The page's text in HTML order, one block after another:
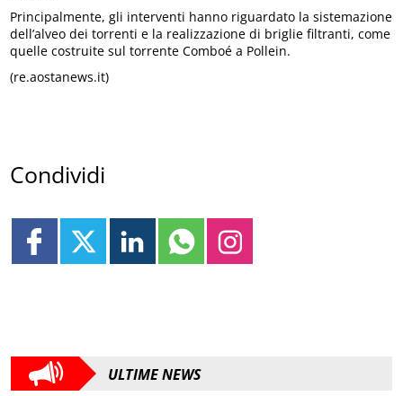
Principalmente, gli interventi hanno riguardato la sistemazione
dell’alveo dei torrenti e la realizzazione di briglie filtranti, come
quelle costruite sul torrente Comboé a Pollein.
(re.aostanews.it)
Condividi
ULTIME NEWS